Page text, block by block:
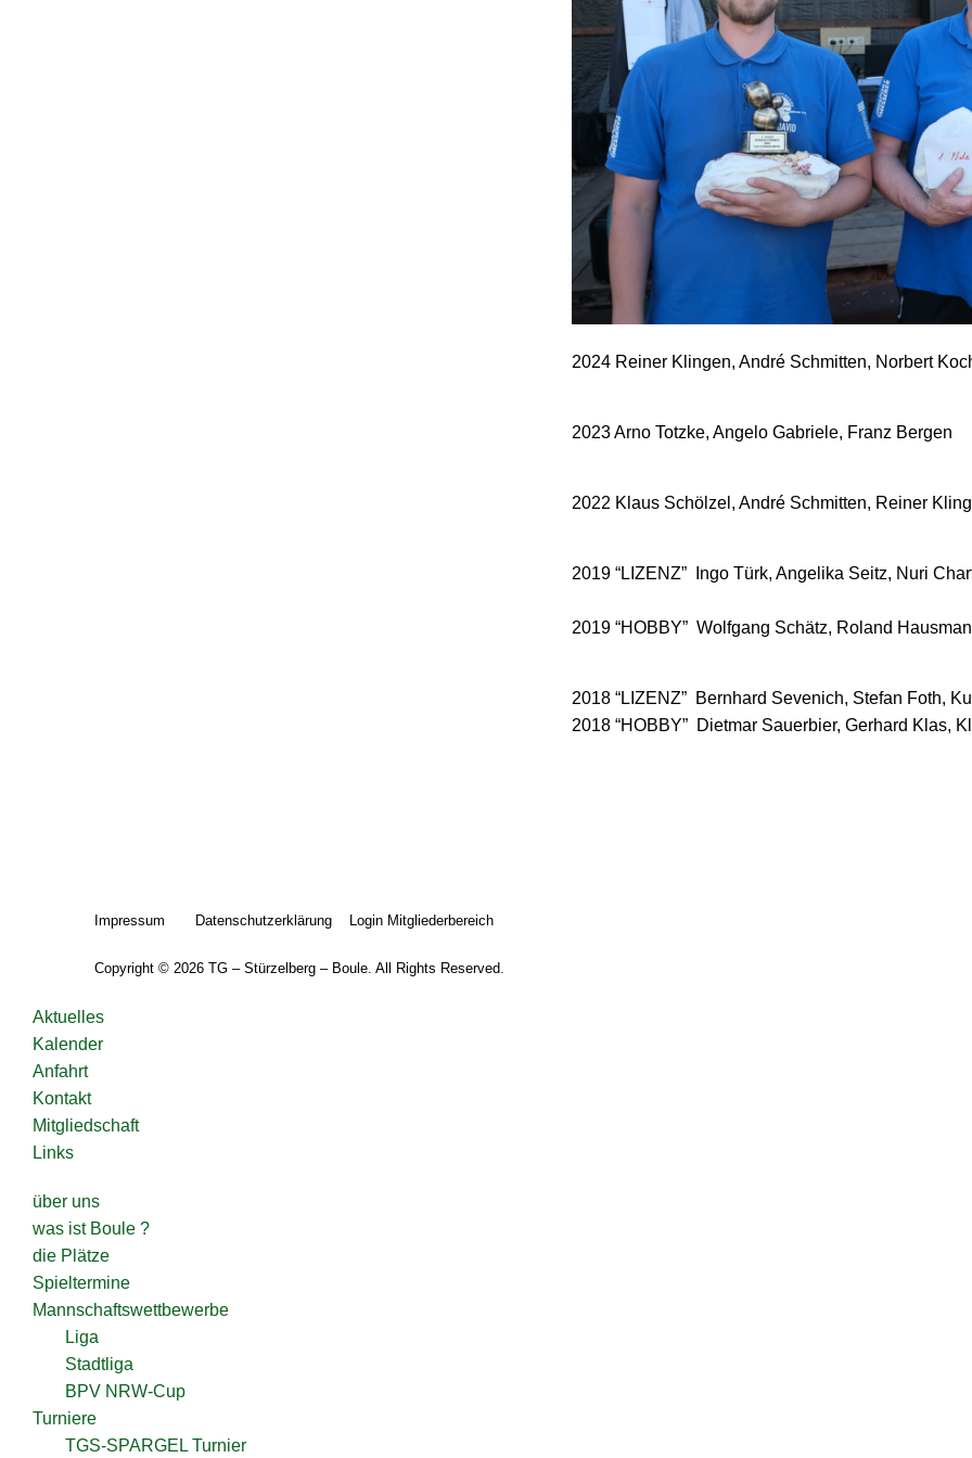
m
2024 Reiner Klingen, André Schmitten, Norbert
2023 Arno Totzke, Angelo Gabriele, Franz Bergen
2022 Klaus Schölzel, André Schmitten, Reiner
2019 “LIZENZ” Ingo Türk, Angelika Seitz, Nuri
2019 “HOBBY” Wolfgang Schätz, Roland
2018 “LIZENZ” Bernhard Sevenich, Stefan Foth,
2018 “HOBBY” Dietmar Sauerbier, Gerhard Klas,
Copyright © 2026 TG – Stürzelberg – Boule . All Rights Reserved.
Impressum Datenschutzerklärung Login Mitgliederbereich
Aktuelles
Kalender
Anfahrt
Kontakt
Mitgliedschaft
Links
über uns
was ist Boule ?
die Plätze
Spieltermine
Mannschaftswettbewerbe
Liga
Stadtliga
BPV NRW-Cup
Turniere
TGS-SPARGEL Turnier